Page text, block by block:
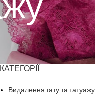
КАТЕГОРІЇ
Видалення тату та татуажу